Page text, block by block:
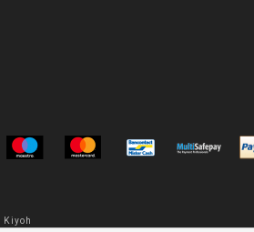
Kiyoh